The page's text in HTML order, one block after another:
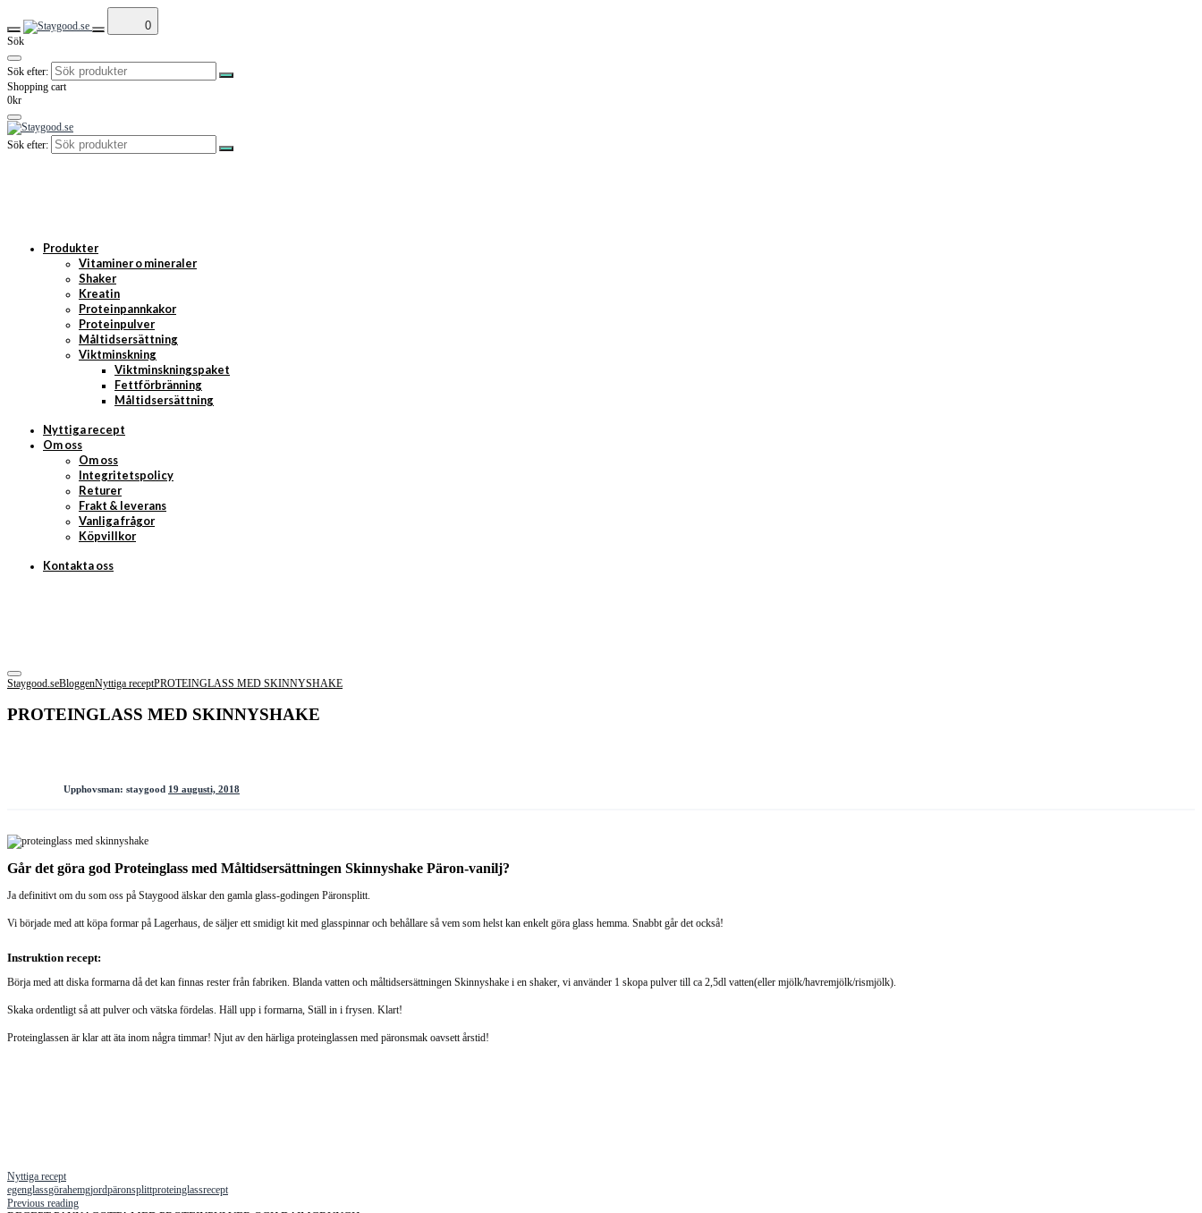
0
Sök
Sök efter:
Shopping cart
0kr
Sök efter:
Produkter
Vitaminer o mineraler
Shaker
Kreatin
Proteinpannkakor
Proteinpulver
Måltidsersättning
Viktminskning
Viktminskningspaket
Fettförbränning
Måltidsersättning
Nyttiga recept
Om oss
Om oss
Integritetspolicy
Returer
Frakt & leverans
Vanliga frågor
Köpvillkor
Kontakta oss
Staygood.seBloggenNyttiga receptPROTEINGLASS MED SKINNYSHAKE
PROTEINGLASS MED SKINNYSHAKE
Upphovsman: staygood 19 augusti, 2018
Går det göra god Proteinglass med Måltidsersättningen Skinnyshake Päron-vanilj?
Ja definitivt om du som oss på Staygood älskar den gamla glass-godingen Päronsplitt.
Vi började med att köpa formar på Lagerhaus, de säljer ett smidigt kit med glasspinnar och behållare så vem som helst kan enkelt göra glass hemma. Snabbt går det också!
Instruktion recept:
Börja med att diska formarna då det kan finnas rester från fabriken. Blanda vatten och måltidsersättningen Skinnyshake i en shaker, vi använder 1 skopa pulver till ca 2,5dl vatten(eller mjölk/havremjölk/rismjölk).
Skaka ordentligt så att pulver och vätska fördelas. Häll upp i formarna, Ställ in i frysen. Klart!
Proteinglassen är klar att äta inom några timmar! Njut av den härliga proteinglassen med päronsmak oavsett årstid!
Nyttiga recept
egenglassgörahemgjordpäronsplittproteinglassrecept
Previous reading